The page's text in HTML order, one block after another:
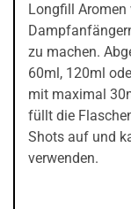
Longfill Aromen
zu machen.
60ml, 120ml
mit maximal
füllt die
Shots auf und
verwenden.